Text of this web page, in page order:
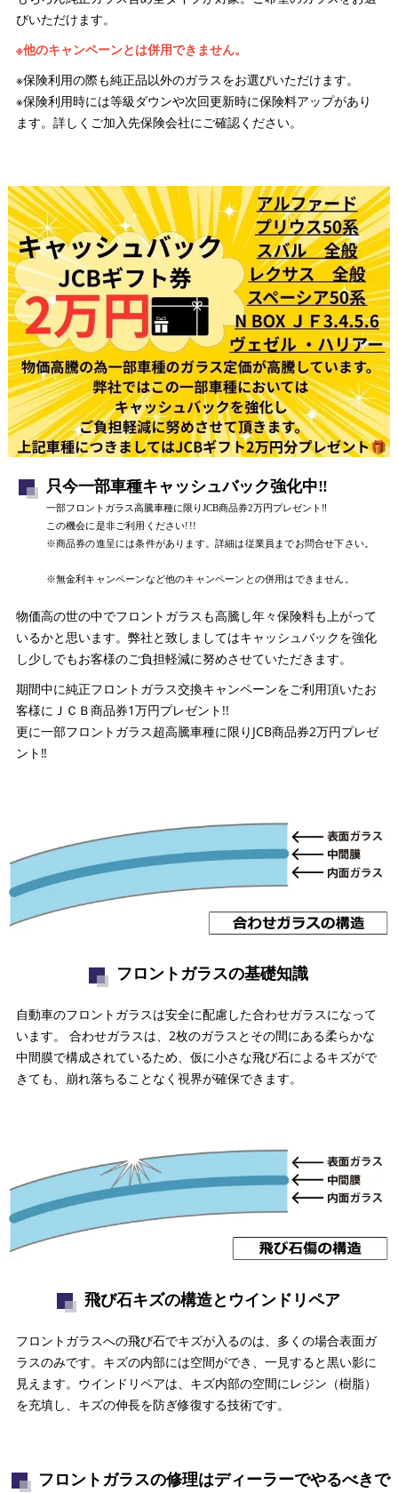
びいただけます。
※他のキャンペーンとは併用できません。
※保険利用の際も純正品以外のガラスをお選びいただけます。
※保険利用時には等級ダウンや次回更新時に保険料アップがあり
ます。詳しくご加入先保険会社にご確認ください。
只今一部車種キャッシュバック強化中‼
一部フロントガラス高騰車種に限りJCB商品券2万円プレゼント‼
この機会に是非ご利用ください!!!
※商品券の進呈には条件があります。詳細は従業員までお問合せ下さい。
※無金利キャンペーンなど他のキャンペーンとの併用はできません。
物価高の世の中でフロントガラスも高騰し年々保険料も上がって
いるかと思います。弊社と致しましてはキャッシュバックを強化
し少しでもお客様のご負担軽減に努めさせていただきます。
期間中に純正フロントガラス交換キャンペーンをご利用頂いたお
客様にＪＣＢ商品券1万円プレゼント!!
更に一部フロントガラス超高騰車種に限りJCB商品券2万円プレゼ
ント‼
フロントガラスの基礎知識
自動車のフロントガラスは安全に配慮した合わせガラスになって
います。 合わせガラスは、2枚のガラスとその間にある柔らかな
中間膜で構成されているため、仮に小さな飛び石によるキズがで
きても、崩れ落ちることなく視界が確保できます。
飛び石キズの構造とウインドリペア
フロントガラスへの飛び石でキズが入るのは、多くの場合表面ガ
ラスのみです。キズの内部には空間ができ、一見すると黒い影に
見えます。ウインドリペアは、キズ内部の空間にレジン（樹脂）
を充填し、キズの伸長を防ぎ修復する技術です。
フロントガラスの修理はディーラーでやるべきで